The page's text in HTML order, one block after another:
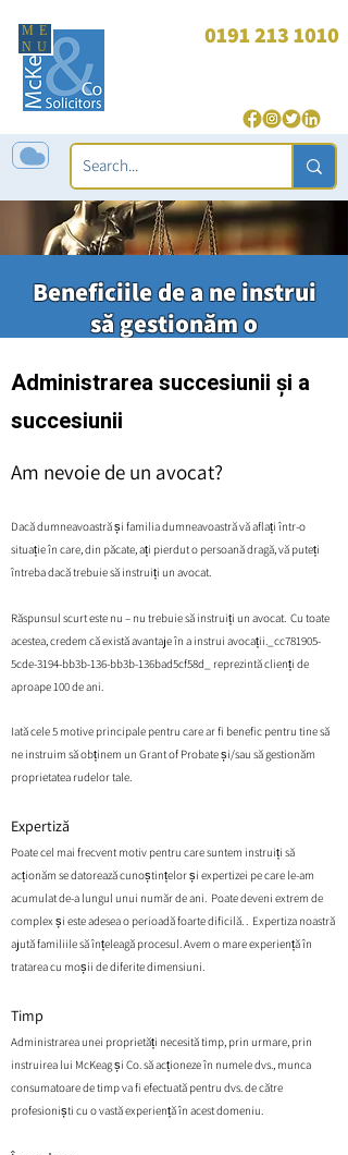
ME
NU
0191 213 1010
Beneficiile de a ne instrui
să gestionăm o
Administrarea succesiunii și a
succesiunii
Am nevoie de un avocat?
Dacă dumneavoastră și familia dumneavoastră vă aflați într-o
situație în care, din păcate, ați pierdut o persoană dragă, vă puteți
întreba dacă trebuie să instruiți un avocat.
Răspunsul scurt este nu – nu trebuie să instruiți un avocat. Cu toate
acestea, credem că există avantaje în a instrui avocații._cc781905-
5cde-3194-bb3b-136-bb3b-136bad5cf58d_ reprezintă clienți de
aproape 100 de ani.
Iată cele 5 motive principale pentru care ar fi benefic pentru tine să
ne instruim să obținem un Grant of Probate și/sau să gestionăm
proprietatea rudelor tale.
Expertiză
Poate cel mai frecvent motiv pentru care suntem instruiți să
acționăm se datorează cunoștințelor și expertizei pe care le-am
acumulat de-a lungul unui număr de ani. Poate deveni extrem de
complex și este adesea o perioadă foarte dificilă. . Expertiza noastră
ajută familiile să înțeleagă procesul. Avem o mare experiență în
tratarea cu moșii de diferite dimensiuni.
Timp
Administrarea unei proprietăți necesită timp, prin urmare, prin
instruirea lui McKeag și Co. să acționeze în numele dvs., munca
consumatoare de timp va fi efectuată pentru dvs. de către
profesioniști cu o vastă experiență în acest domeniu.